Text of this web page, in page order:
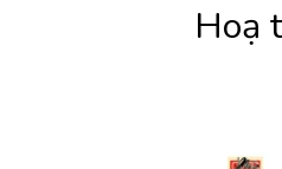
Hoạ